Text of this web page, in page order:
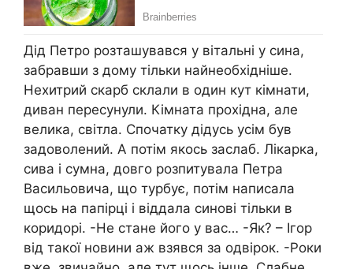
Дід Петро розташувався у вітальні у сина,
забравши з дому тільки найнеобхідніше.
Нехитрий скарб склали в один кут кімнати,
диван пересунули. Кімната прохідна, але
велика, світла. Спочатку дідусь усім був
задоволений. А потім якось заслаб. Лікарка,
сива і сумна, довго розпитувала Петра
Васильовича, що турбує, потім написала
щось на папірці і віддала синові тільки в
коридорі. -Не стане його у вас… -Як? – Ігор
від такої новини аж взявся за одвірок. -Роки